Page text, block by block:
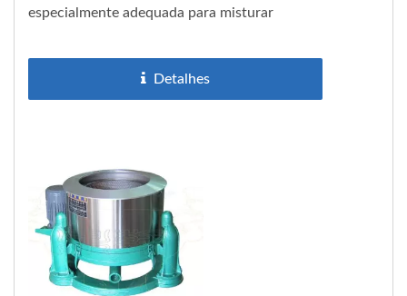
especialmente adequada para misturar
Detalhes